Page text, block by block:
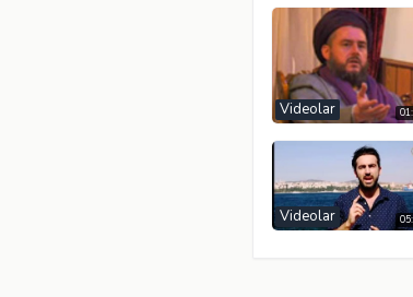
Videolar
Videolar